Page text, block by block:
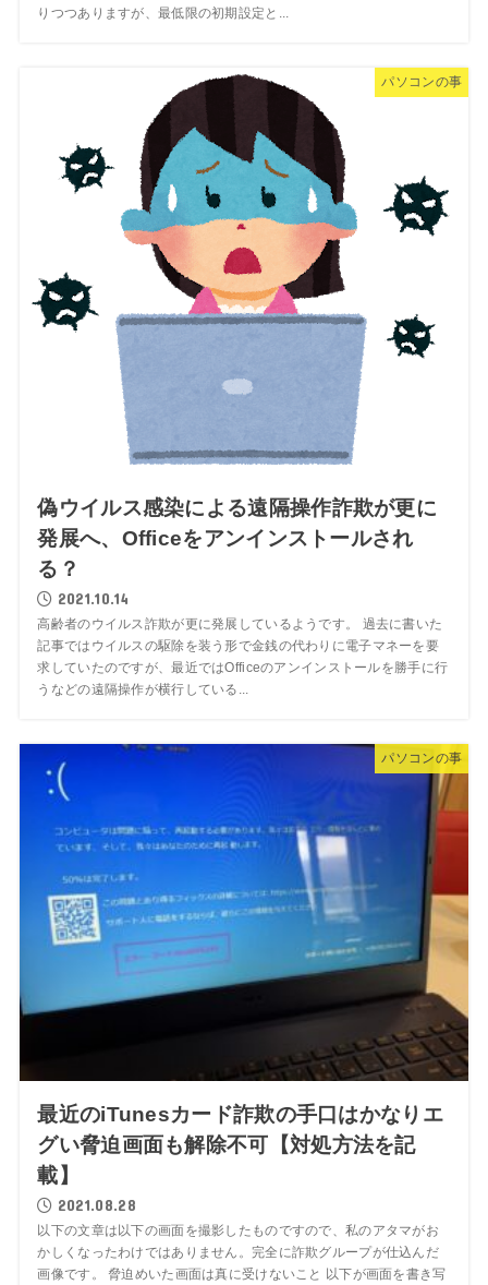
りつつありますが、最低限の初期設定と...
パソコンの事
偽ウイルス感染による遠隔操作詐欺が更に
発展へ、Officeをアンインストールされ
る？
2021.10.14
高齢者のウイルス詐欺が更に発展しているようです。 過去に書いた
記事ではウイルスの駆除を装う形で金銭の代わりに電子マネーを要
求していたのですが、最近ではOfficeのアンインストールを勝手に行
うなどの遠隔操作が横行している...
パソコンの事
最近のiTunesカード詐欺の手口はかなりエ
グい脅迫画面も解除不可【対処方法を記
載】
2021.08.28
以下の文章は以下の画面を撮影したものですので、私のアタマがお
かしくなったわけではありません。完全に詐欺グループが仕込んだ
画像です。 脅迫めいた画面は真に受けないこと 以下が画面を書き写